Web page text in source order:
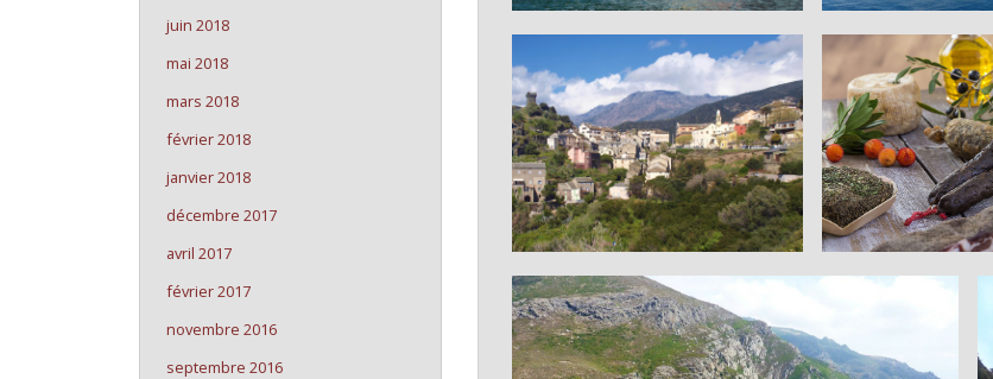
juin 2018
mai 2018
mars 2018
février 2018
janvier 2018
décembre 2017
avril 2017
février 2017
novembre 2016
septembre 2016